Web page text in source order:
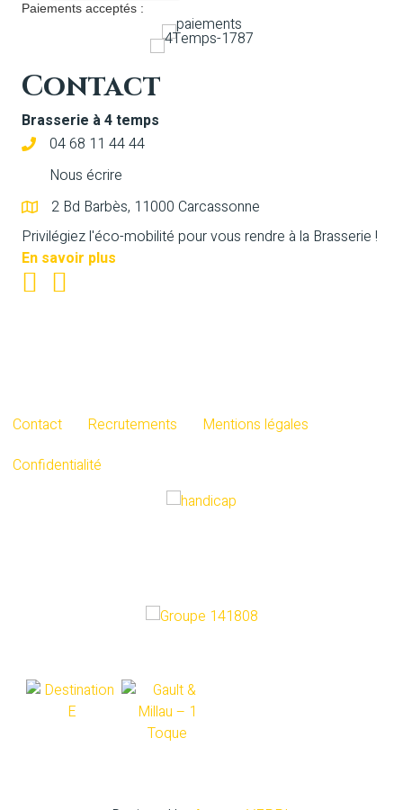
Paiements acceptés :
Contact
Brasserie à 4 temps
04 68 11 44 44
Nous écrire
2 Bd Barbès, 11000 Carcassonne
Privilégiez l'éco-mobilité pour vous rendre à la Brasserie !
En savoir plus
Contact Recrutements
Mentions légales
Confidentialité